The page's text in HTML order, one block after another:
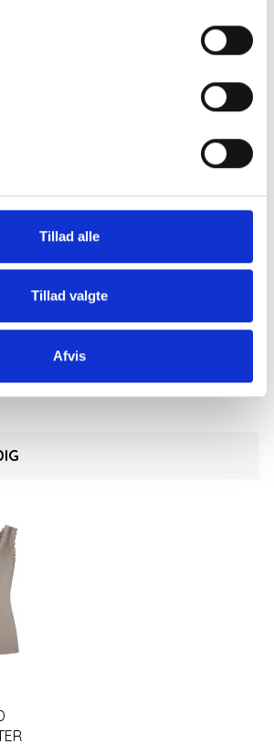
Tillad alle
Tillad valgte
Afvis
med blondekanter lang
og det er med ribstrik, så
løst ind til kroppen.
eller under skjorter, kjoler og strik
5% elastan. Kan vaskes i maskine